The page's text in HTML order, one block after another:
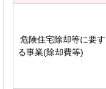
危険住宅除却等に要す
る事業(除却費等)